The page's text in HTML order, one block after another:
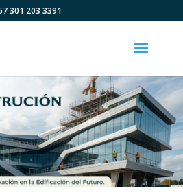
301 203 3391